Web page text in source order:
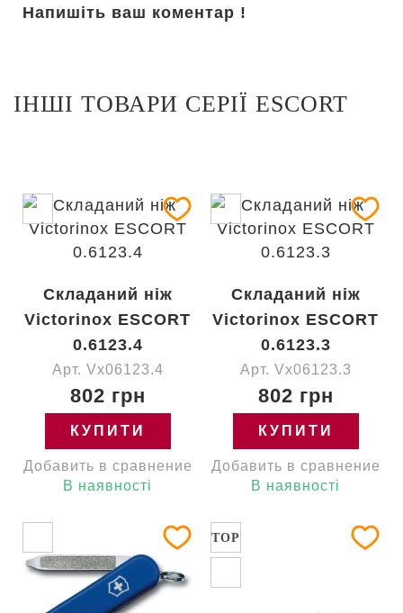
Напишіть ваш коментар !
ІНШІ ТОВАРИ СЕРІЇ ESCORT
Складаний ніж
Victorinox ESCORT
0.6123.4
Арт. Vx06123.4
802 грн
КУПИТИ
Добавить в сравнение
В наявності
Складаний ніж
Victorinox ESCORT
0.6123.3
Арт. Vx06123.3
802 грн
КУПИТИ
Добавить в сравнение
В наявності
TOP